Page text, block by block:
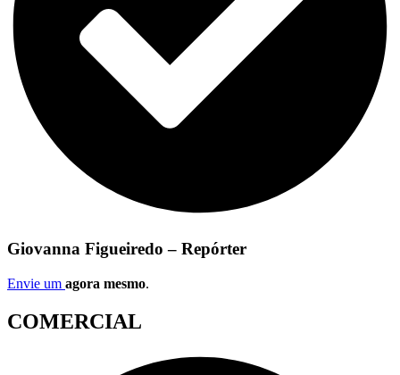
Giovanna Figueiredo – Repórter
Envie um agora mesmo.
COMERCIAL